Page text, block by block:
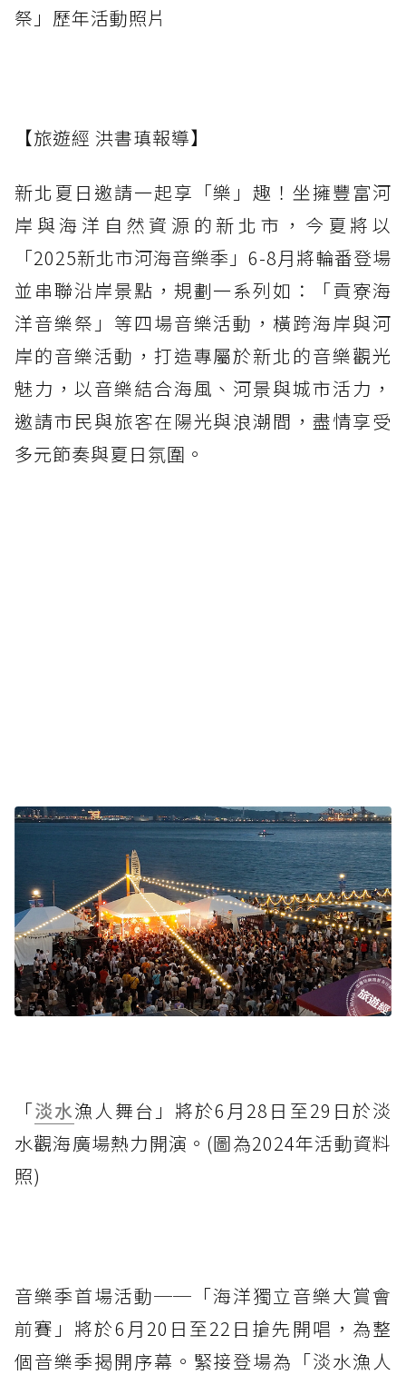
祭」歷年活動照片
【旅遊經 洪書瑱報導】
新北夏日邀請一起享「樂」趣！坐擁豐富河
岸與海洋自然資源的新北市，今夏將以
「2025新北市河海音樂季」6-8月將輪番登場
並串聯沿岸景點，規劃一系列如：「貢寮海
洋音樂祭」等四場音樂活動，橫跨海岸與河
岸的音樂活動，打造專屬於新北的音樂觀光
魅力，以音樂結合海風、河景與城市活力，
邀請市民與旅客在陽光與浪潮間，盡情享受
多元節奏與夏日氛圍。
「淡水漁人舞台」將於6月28日至29日於淡
水觀海廣場熱力開演。(圖為2024年活動資料
照)
音樂季首場活動──「海洋獨立音樂大賞會
前賽」將於6月20日至22日搶先開唱，為整
個音樂季揭開序幕。緊接登場為「淡水漁人